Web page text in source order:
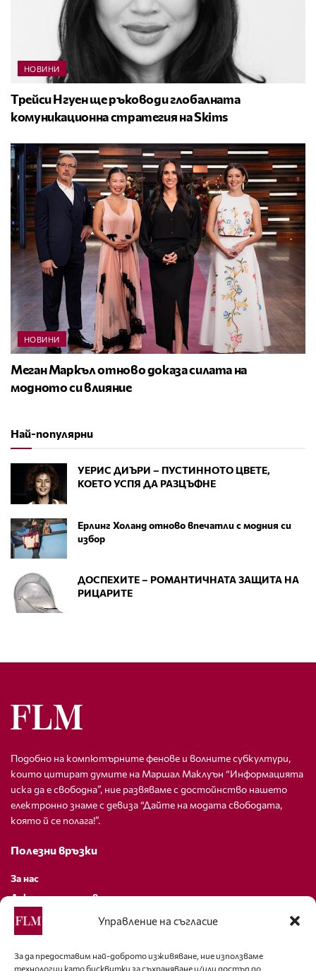
Управление на съгласие
За да предоставим най-доброто изживяване, ние използваме
технологии като бисквитки за съхраняване и/или достъп до
НОВИНИ
Трейси Нгуен ще ръководи глобалната
комуникационна стратегия на Skims
НОВИНИ
Меган Маркъл отново доказа силата на
модното си влияние
Най-популярни
УЕРИС ДИЪРИ – ПУСТИННОТО ЦВЕТЕ,
КОЕТО УСПЯ ДА РАЗЦЪФНЕ
Ерлинг Холанд отново впечатли с модния си
избор
ДОСПЕХИТЕ – РОМАНТИЧНАТА ЗАЩИТА НА
РИЦАРИТЕ
Подобно на компютърните фенове и волните субкултури,
които цитират думите на Маршал Маклуън “Информацията
иска да е свободна”, ние развяваме с достойнство нашето
електронно знаме с девиза “Дайте на модата свободата,
която й се полага!”.
Полезни връзки
За нас
Декларация за поверителност
Политика за бисквитки
За контакти